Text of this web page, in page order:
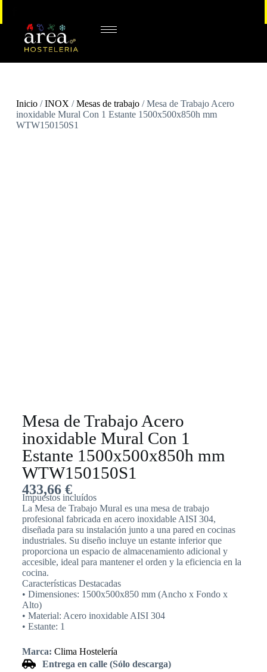
Inicio/INOX /Mesas de trabajo/ Mesa de Trabajo Acero
inoxidable Mural Con 1 Estante 1500x500x850h mm
WTW150150S1
Mesa de Trabajo Acero
inoxidable Mural Con 1
Estante 1500x500x850h mm
WTW150150S1
433,66 €
Impuestos incluídos
La Mesa de Trabajo Mural es una mesa de trabajo
profesional fabricada en acero inoxidable AISI 304,
diseñada para su instalación junto a una pared en cocinas
industriales. Su diseño incluye un estante inferior que
proporciona un espacio de almacenamiento adicional y
accesible, ideal para mantener el orden y la eficiencia en la
cocina.
Características Destacadas
• Dimensiones: 1500x500x850 mm (Ancho x Fondo x
Alto)
• Material: Acero inoxidable AISI 304
• Estante: 1
Marca: Clima Hostelería
Entrega en calle (Sólo descarga)